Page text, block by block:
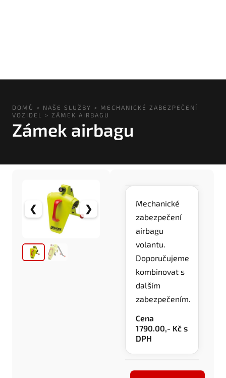
DOMŮ > NAŠE SLUŽBY > MECHANICKÉ ZABEZPEČENÍ
VOZIDEL
> ZÁMEK AIRBAGU
Zámek airbagu
❮ ❯
Mechanické
zabezpečení
airbagu
volantu.
Doporučujeme
kombinovat s
dalším
zabezpečením.
Cena
1790.00,- Kč s
DPH